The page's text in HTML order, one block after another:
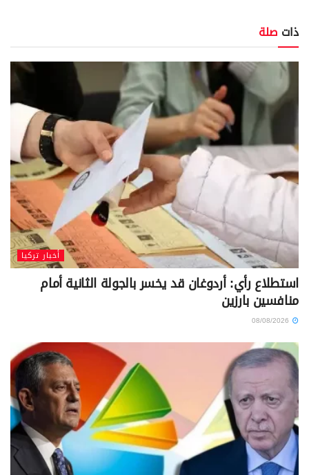
ذات صلة
أخبار تركيا
استطلاع رأي: أردوغان قد يخسر بالجولة الثانية أمام
منافسين بارزين